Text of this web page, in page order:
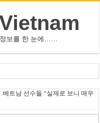
보를 한 눈에……
가 위상 제고에 크게 기여”
폐점… 적자·소송 악재 속 사업 축
트남 선수들 “실제로 보니 매우